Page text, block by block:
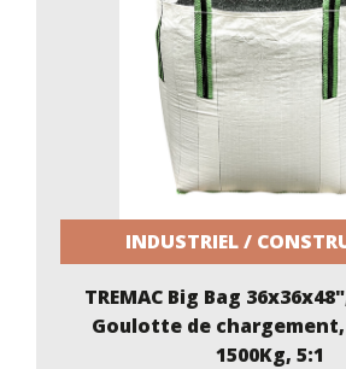
INDUSTRIEL /
TREMAC Big Bag
Goulotte de
1500Kg, 5:1